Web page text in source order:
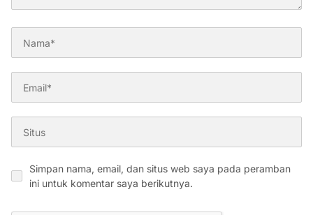
Simpan nama, email, dan situs web saya pada peramban
ini untuk komentar saya berikutnya.